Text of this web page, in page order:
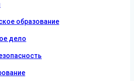
образование
дело